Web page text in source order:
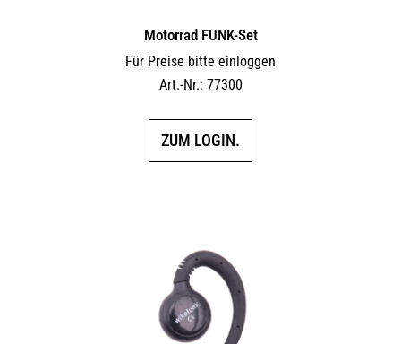
Motorrad FUNK-Set
Für Preise bitte einloggen
Art.-Nr.: 77300
ZUM LOGIN.